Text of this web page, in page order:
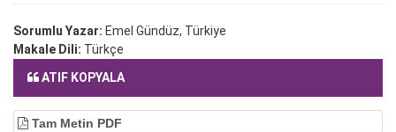
Sorumlu Yazar: Emel Gündüz, Türkiye
Makale Dili: Türkçe
ATIF KOPYALA
Tam Metin PDF